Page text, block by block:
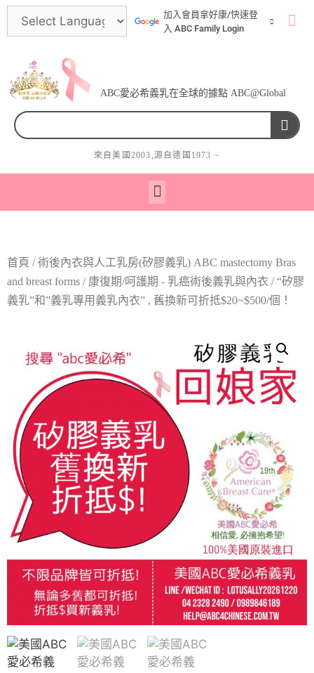
加入會員拿好康/快速登
入 ABC Family Login
ABC愛必希義乳在全球的據點 ABC@Global
來自美國 2003,源自德國 1973 ~
首頁 /術後內衣與人工乳房(矽膠義乳) ABC mastectomy Bras
and breast forms / 康復期/呵護期 - 乳癌術後義乳與內衣 / “矽膠
義乳”和”義乳專用義乳內衣” , 舊換新可折抵$20~$500/個！